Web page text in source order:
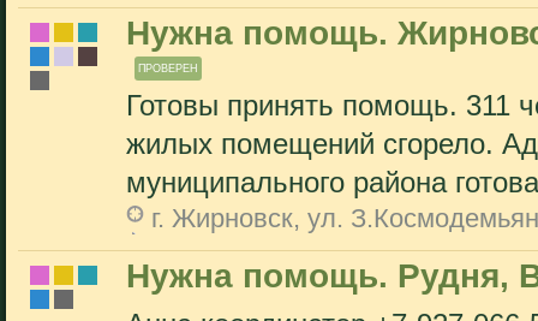
Нужна помощь.
ПРОВЕРЕН
Готовы принять помощь. 311
жилых помещений сгорело.
муниципального района
г. Жирновск, ул.
Нужна помощь. Рудня,